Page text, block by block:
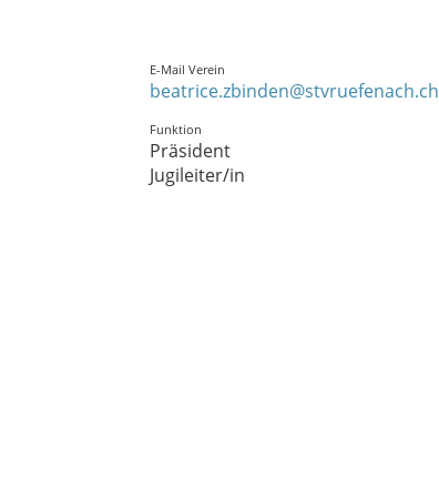
E-Mail Verein
beatrice.zbinden@stvruefenach.ch
Funktion
Präsident
Jugileiter/in